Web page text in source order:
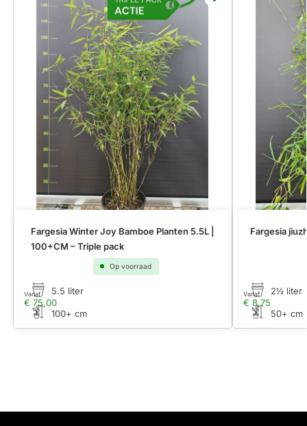
Fargesia Winter Joy Bamboe Planten 5.5L |
100+CM – Triple pack
Op voorraad
€ 75,00
Vanaf 5.5 liter
100+ cm
Fargesia
€ 8,75
Vanaf 2½ liter
50+ cm